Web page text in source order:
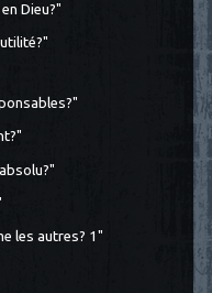
Dieu?"
les autres? 1"